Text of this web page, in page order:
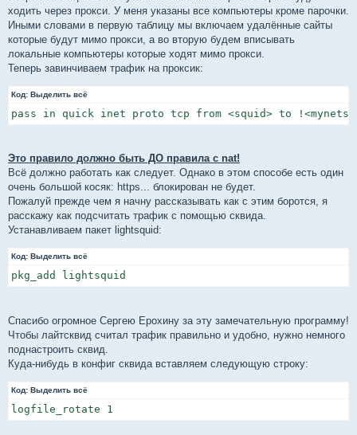
ходить через прокси. У меня указаны все компьютеры кроме парочки.
Иными словами в первую таблицу мы включаем удалённые сайты
которые будут мимо прокси, а во вторую будем вписывать
локальные компьютеры которые ходят мимо прокси.
Теперь завинчиваем трафик на проксик:
Код: Выделить всё
pass in quick inet proto tcp from <squid> to
Это правило должно быть ДО правила с nat!
Всё должно работать как следует. Однако в этом способе есть один
очень большой косяк: https... блокирован не будет.
Пожалуй прежде чем я начну рассказывать как с этим боротся, я
расскажу как подсчитать трафик с помощью сквида.
Устанавливаем пакет lightsquid:
Код: Выделить всё
pkg_add lightsquid
Спасибо огромное Сергею Ерохину за эту замечательную программу!
Чтобы лайтсквид считал трафик правильно и удобно, нужно немного
поднастроить сквид.
Куда-нибудь в конфиг сквида вставляем следующую строку:
Код: Выделить всё
logfile_rotate 1